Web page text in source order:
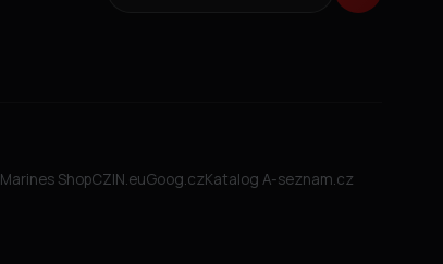
Marines ShopCZIN.euGoog.czKatalog A-seznam.cz